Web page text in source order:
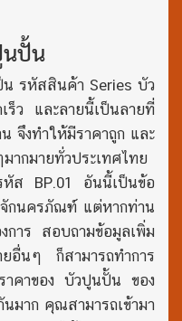
นปั้น
น รหัสสินค้า Series บัว
ร็ว และลายนี้เป็นลายที่
จึงทำให้มีราคาถูก และ
ากมายทั่วประเทศไทย
หัส BP.01 อันนี้เป็นข้อ
กนครภัณฑ์ แต่หากท่าน
การ สอบถามข้อมูลเพิ่ม
อื่นๆ ก็สามารถทำการ
คาของ บัวปูนปั้น ของ
มาก คุณสามารถเข้ามา